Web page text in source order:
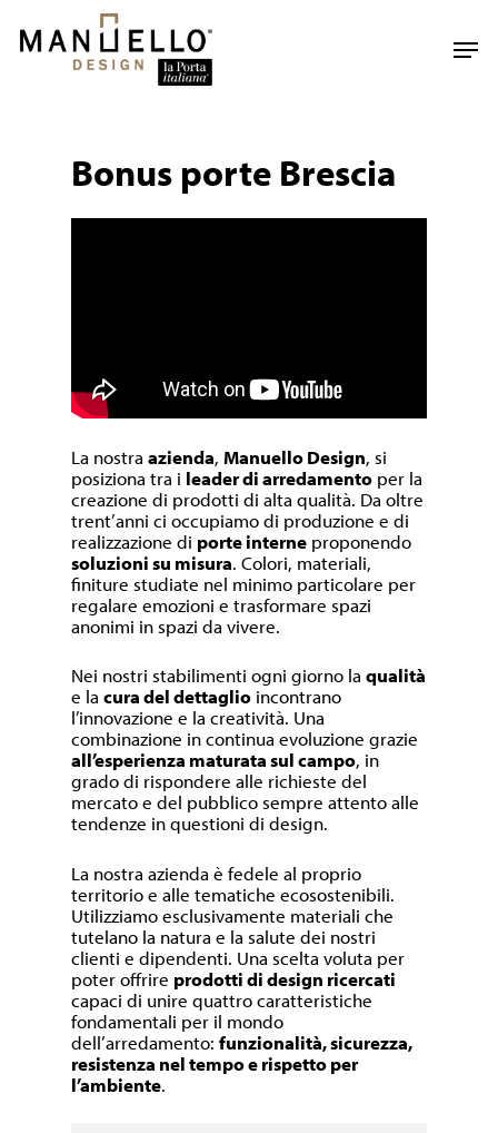
main
Bonus porte Brescia
La nostraazienda, Manuello Design, si
posiziona tra i leader di arredamento per la
creazione di prodotti di alta qualità. Da oltre
trent’anni ci occupiamo di produzione e di
realizzazione di porte interne proponendo
soluzioni su misura. Colori, materiali,
finiture studiate nel minimo particolare per
regalare emozioni e trasformare spazi
anonimi in spazi da vivere.
Nei nostri stabilimenti ogni giorno laqualità
e lacura del dettaglio incontrano
l’innovazione e la creatività. Una
combinazione in continua evoluzione grazie
all’esperienza maturata sul campo, in
grado di rispondere alle richieste del
mercato e del pubblico sempre attento alle
tendenze in questioni di design.
La nostra azienda è fedele al proprio
territorio e alle tematiche ecosostenibili.
Utilizziamo esclusivamente materiali che
tutelano la natura e la salute dei nostri
clienti e dipendenti. Una scelta voluta per
poter offrire prodotti di design ricercati
capaci di unire quattro caratteristiche
fondamentali per il mondo
dell’arredamento:funzionalità, sicurezza,
resistenza nel tempo e rispetto per
l’ambiente.